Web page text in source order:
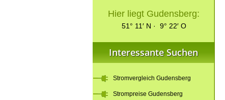
Hier liegt Gudensberg:
51° 11′ N · 9° 22′ O
Interessante Suchen
Stromvergleich Gudensberg
Strompreise Gudensberg